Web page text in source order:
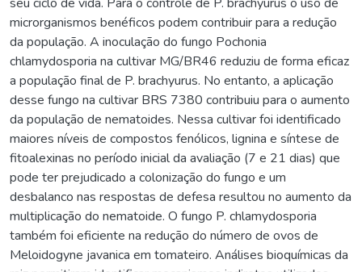
microrganismos benéficos podem contribuir para a redução
da população. A inoculação do fungo Pochonia
chlamydosporia na cultivar MG/BR46 reduziu de forma eficaz
a população final de P. brachyurus. No entanto, a aplicação
desse fungo na cultivar BRS 7380 contribuiu para o aumento
da população de nematoides. Nessa cultivar foi identificado
maiores níveis de compostos fenólicos, lignina e síntese de
fitoalexinas no período inicial da avaliação (7 e 21 dias) que
pode ter prejudicado a colonização do fungo e um
desbalanco nas respostas de defesa resultou no aumento da
multiplicação do nematoide. O fungo P. chlamydosporia
também foi eficiente na redução do número de ovos de
Meloidogyne javanica em tomateiro. Análises bioquímicas da